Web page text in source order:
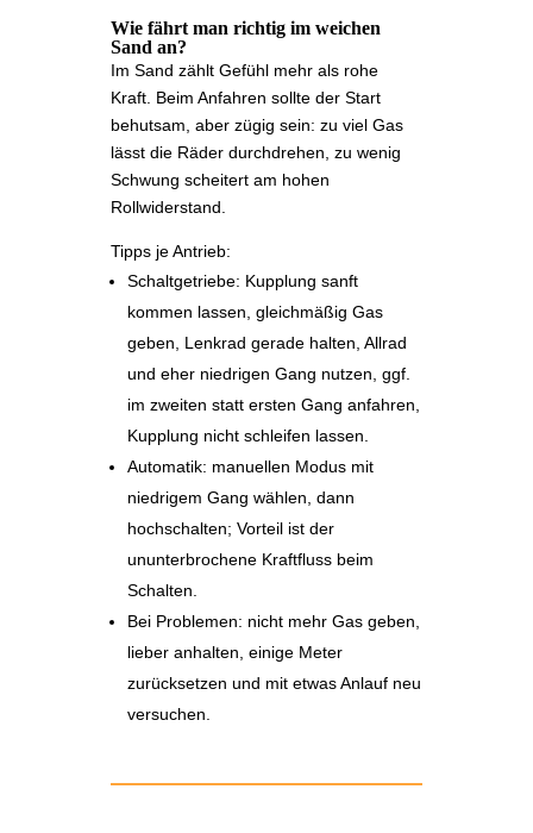
Wie fährt man richtig im weichen
Sand an?
Im Sand zählt Gefühl mehr als rohe
Kraft. Beim Anfahren sollte der Start
behutsam, aber zügig sein: zu viel Gas
lässt die Räder durchdrehen, zu wenig
Schwung scheitert am hohen
Rollwiderstand.
Tipps je Antrieb:
Schaltgetriebe: Kupplung sanft
kommen lassen, gleichmäßig Gas
geben, Lenkrad gerade halten, Allrad
und eher niedrigen Gang nutzen, ggf.
im zweiten statt ersten Gang anfahren,
Kupplung nicht schleifen lassen.
Automatik: manuellen Modus mit
niedrigem Gang wählen, dann
hochschalten; Vorteil ist der
ununterbrochene Kraftfluss beim
Schalten.
Bei Problemen: nicht mehr Gas geben,
lieber anhalten, einige Meter
zurücksetzen und mit etwas Anlauf neu
versuchen.